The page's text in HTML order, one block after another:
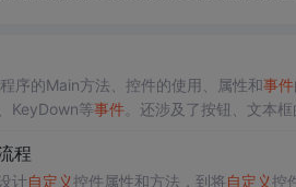
序的Main方法、控件的使用、属性和事件
KeyDown等事件。还涉及了按钮、文本框
程
计自定义控件属性和方法，到将自定义控